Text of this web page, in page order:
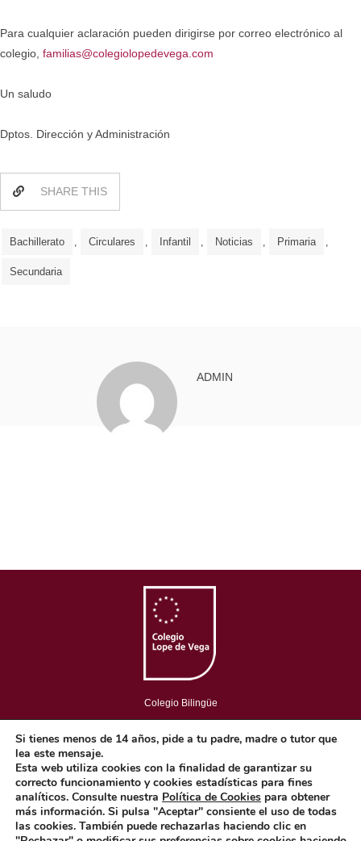
Para cualquier aclaración pueden dirigirse por correo electrónico al
colegio, familias@colegiolopedevega.com
Un saludo
Dptos. Dirección y Administración
SHARE THIS
Bachillerato , Circulares , Infantil , Noticias , Primaria ,
Secundaria
ADMIN
Colegio Bilingüe
Reservados.
Aviso Legal
Concepto diseño y desarrollo web BRAND IN HEAVEN
Si tienes menos de 14 años, pide a tu padre, madre o tutor que
lea este mensaje.
Esta web utiliza cookies con la finalidad de garantizar su
correcto funcionamiento y cookies estadísticas para fines
analíticos. Consulte nuestra Política de Cookies para obtener
más información. Si pulsa "Aceptar" consiente el uso de todas
las cookies. También puede rechazarlas haciendo clic en